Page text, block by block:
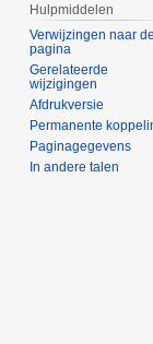
Hulpmiddelen
Verwijzingen naar
pagina
Gerelateerde
wijzigingen
Afdrukversie
Permanente
Paginagegevens
In andere talen